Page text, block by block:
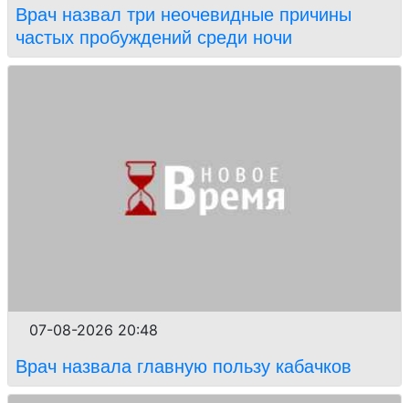
Врач назвал три неочевидные причины
частых пробуждений среди ночи
07-08-2026 20:48
Врач назвала главную пользу кабачков